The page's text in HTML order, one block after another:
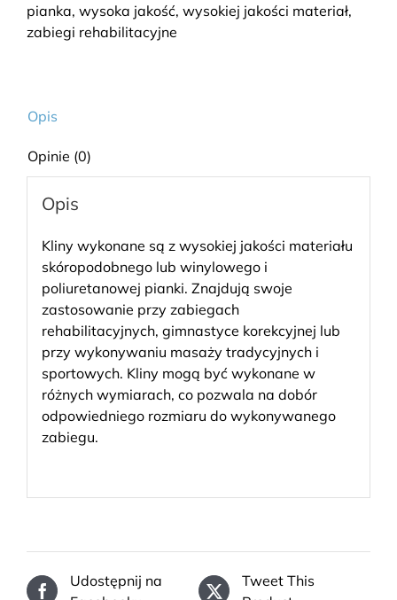
pianka, wysoka jakość, wysokiej jakości materiał,
zabiegi rehabilitacyjne
Opis
Opinie (0)
Opis
Kliny wykonane są z wysokiej jakości materiału
skóropodobnego lub winylowego i
poliuretanowej pianki. Znajdują swoje
zastosowanie przy zabiegach
rehabilitacyjnych, gimnastyce korekcyjnej lub
przy wykonywaniu masaży tradycyjnych i
sportowych. Kliny mogą być wykonane w
różnych wymiarach, co pozwala na dobór
odpowiedniego rozmiaru do wykonywanego
zabiegu.
Udostępnij na
Tweet This